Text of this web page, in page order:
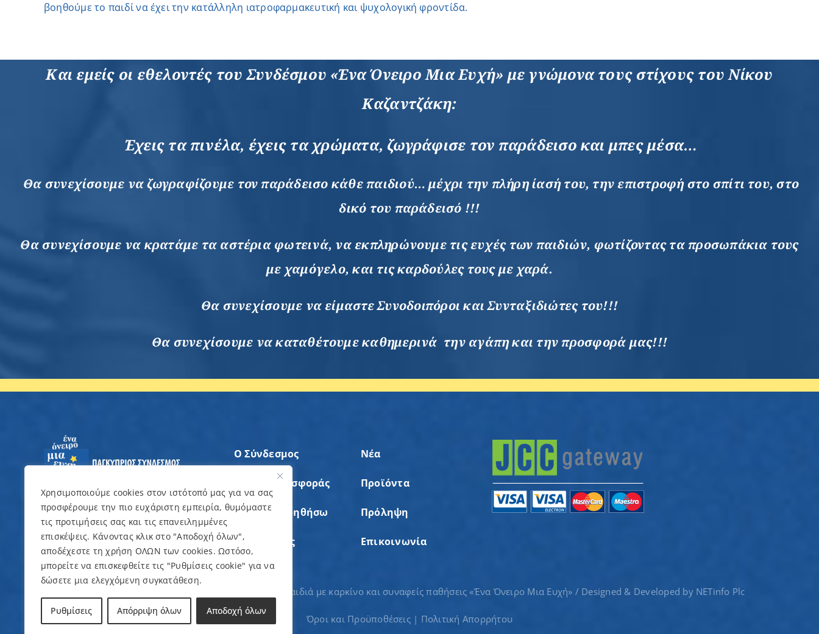
Χρησιμοποιούμε cookies στον ιστότοπό μας για να σας
προσφέρουμε την πιο ευχάριστη εμπειρία, θυμόμαστε
τις προτιμήσεις σας και τις επανειλημμένες
επισκέψεις. Κάνοντας κλικ στο "Αποδοχή όλων",
αποδέχεστε τη χρήση ΟΛΩΝ των cookies. Ωστόσο,
μπορείτε να επισκεφθείτε τις "Ρυθμίσεις cookie" για να
δώσετε μια ελεγχόμενη συγκατάθεση.
Ρυθμίσεις Απόρριψη όλων Αποδοχή όλων
βοηθούμε το παιδί να έχει την κατάλληλη ιατροφαρμακευτική και ψυχολογική φροντίδα.
Και εμείς οι εθελοντές του Συνδέσμου «Ένα Όνειρο Μια Ευχή» με γνώμονα τους στίχους του Νίκου
Καζαντζάκη:
Έχεις τα πινέλα, έχεις τα χρώματα, ζωγράφισε τον παράδεισο και μπες μέσα…
Θα συνεχίσουμε να ζωγραφίζουμε τον παράδεισο κάθε παιδιού… μέχρι την πλήρη ίασή του, την επιστροφή στο σπίτι του, στο
δικό του παράδεισό !!!
Θα συνεχίσουμε να κρατάμε τα αστέρια φωτεινά, να εκπληρώνουμε τις ευχές των παιδιών, φωτίζοντας τα προσωπάκια τους
με χαμόγελο, και τις καρδούλες τους με χαρά.
Θα συνεχίσουμε να είμαστε Συνοδοιπόροι και Συνταξιδιώτες του!!!
Θα συνεχίσουμε να καταθέτουμε καθημερινά την αγάπη και την προσφορά μας!!!
Ο Σύνδεσμος
Άξονες Προσφοράς
Θέλω να Βοηθήσω
Εκδηλώσεις
Νέα
Προϊόντα
Πρόληψη
Επικοινωνία
© Copyright 2022 – Παγκύπριος Σύνδεσμος για παιδιά με καρκίνο και συναφείς παθήσεις «Ένα Όνειρο Μια Ευχή» / Designed & Developed by NETinfo Plc
Όροι και Προϋποθέσεις| Πολιτική Απορρήτου